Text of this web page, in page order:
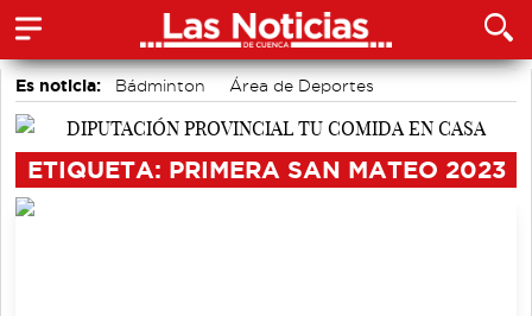
Es noticia: Bádminton
Área de Deportes
accidentes laborales
ETIQUETA: PRIMERA SAN MATEO 2023